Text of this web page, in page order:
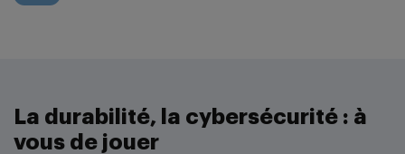
La durabilité, la cybersécurité : à
vous de jouer